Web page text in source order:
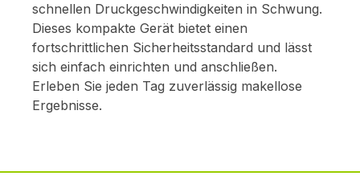
schnellen Druckgeschwindigkeiten in Schwung.
Dieses kompakte Gerät bietet einen
fortschrittlichen Sicherheitsstandard und lässt
sich einfach einrichten und anschließen.
Erleben Sie jeden Tag zuverlässig makellose
Ergebnisse.